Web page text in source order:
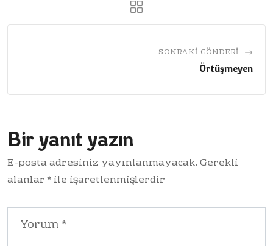
SONRAKI GÖNDERI
Örtüşmeyen
Bir yanıt yazın
E-posta adresiniz yayınlanmayacak.Gerekli
alanlar*ile işaretlenmişlerdir